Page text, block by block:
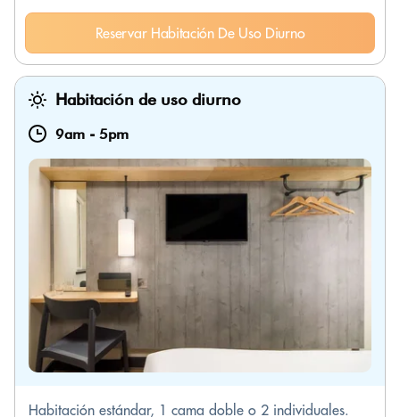
Reservar Habitación De Uso Diurno
Habitación de uso diurno
9am - 5pm
Habitación estándar, 1 cama doble o 2 individuales.